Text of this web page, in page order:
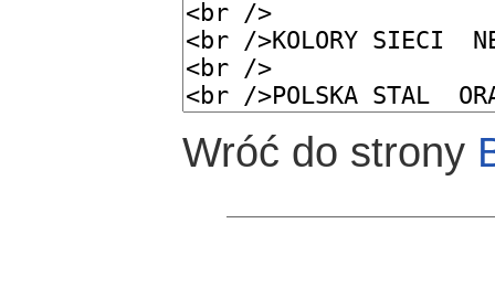
Wróć do strony